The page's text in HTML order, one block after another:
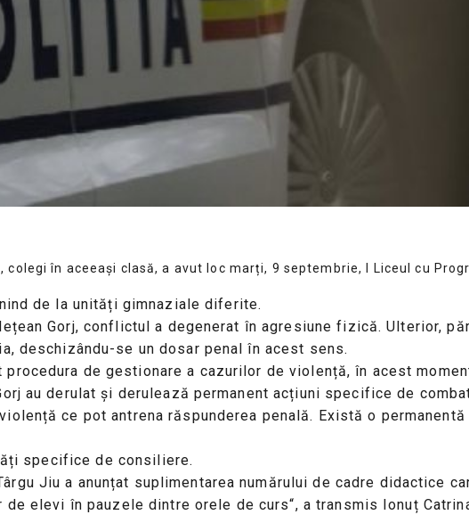
în aceeași clasă, a avut loc marți, 9 septembrie, l Liceul cu
de la unități gimnaziale diferite.
Gorj, conflictul a degenerat în agresiune fizică. Ulterior,
deschizându-se un dosar penal în acest sens.
procedura de gestionare a cazurilor de violență, în acest
au derulat și derulează permanent acțiuni specifice de
ce pot antrena răspunderea penală. Există o
specifice de consiliere.
Jiu a anunțat suplimentarea numărului de cadre didactice
elevi în pauzele dintre orele de curs“, a transmis Ionuț